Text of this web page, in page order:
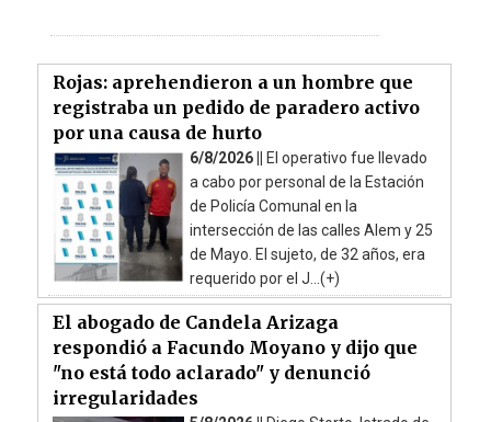
Rojas: aprehendieron a un hombre que
registraba un pedido de paradero activo
por una causa de hurto
6/8/2026 ||
El operativo fue llevado
a cabo por personal de la Estación
de Policía Comunal en la
intersección de las calles Alem y 25
de Mayo. El sujeto, de 32 años, era
requerido por el J...(+)
El abogado de Candela Arizaga
respondió a Facundo Moyano y dijo que
"no está todo aclarado" y denunció
irregularidades